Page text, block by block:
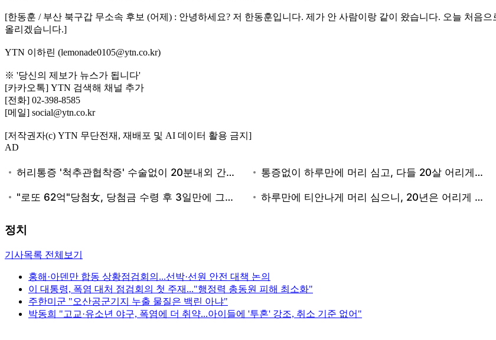
[한동훈 / 부산 북구갑 무소속 후보 (어제) : 안녕하세요? 저 한동훈입니다. 제가 안 사람이랑 같이 왔습니다. 오늘 처음
올리겠습니다.]
YTN 이하린 (lemonade0105@ytn.co.kr)
※ '당신의 제보가 뉴스가 됩니다'
[카카오톡] YTN 검색해 채널 추가
[전화] 02-398-8585
[메일] social@ytn.co.kr
[저작권자(c) YTN 무단전재, 재배포 및 AI 데이터 활용 금지]
AD
정치
기사목록 전체보기
홍해·아덴만 합동 상황점검회의...선박·선원 안전 대책 논의
이 대통령, 폭염 대처 점검회의 첫 주재..."행정력 총동원 피해 최소화"
주한미군 "오산공군기지 누출 물질은 백린 아냐"
박동희 "고교·유소년 야구, 폭염에 더 취약...아이들에 '투혼' 강조, 취소 기준 없어"